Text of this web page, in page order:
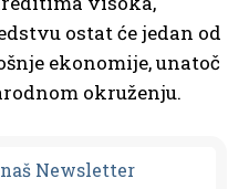
ostat će jedan od
ekonomije, unatoč
okruženju.
naš Newsletter